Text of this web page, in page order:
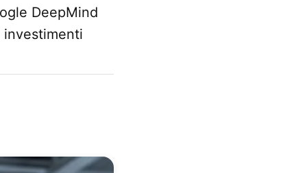
DeepMind
investimenti